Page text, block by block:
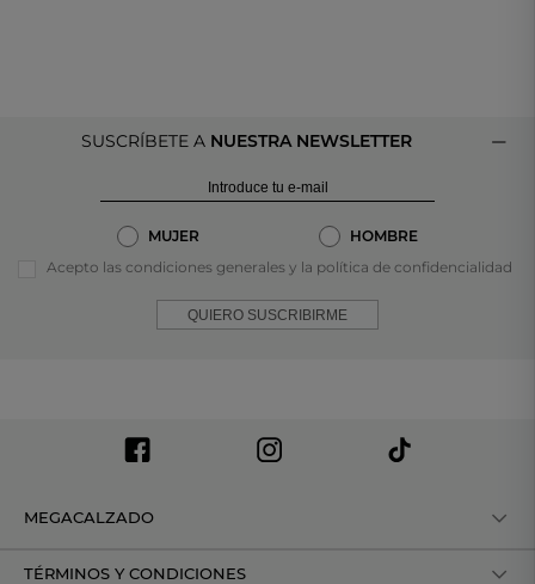
SUSCRÍBETE A NUESTRA NEWSLETTER
MUJER
HOMBRE
Acepto las condiciones generales y la política de confidencialidad
QUIERO SUSCRIBIRME
MEGACALZADO
TÉRMINOS Y CONDICIONES